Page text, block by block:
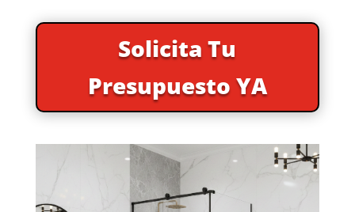
Solicita Tu
Presupuesto YA